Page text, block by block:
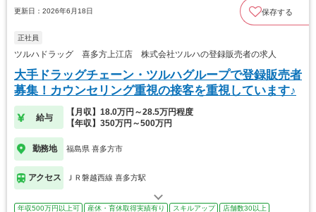
更新日：2026年6月18日 保存する
正社員
ツルハドラッグ 喜多方上江店 株式会社ツルハの登録販売者の求人
大手ドラッグチェーン・ツルハグループで登録販売者
募集！カウンセリング重視の接客を重視しています♪
給与
【月収】18.0万円～28.5万円程度
【年収】350万円～500万円
勤務地 福島県 喜多方市
アクセス ＪＲ磐越西線 喜多方駅
年収500万円以上可 産休・育休取得実績有り スキルアップ
店舗数30以上